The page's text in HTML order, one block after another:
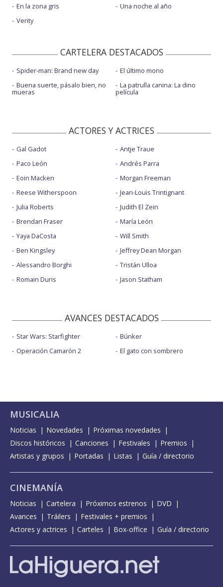
En la zona gris
Verity
Una noche al año
CARTELERA DESTACADOS
Spider-man: Brand new day
Buena suerte, pásalo bien, no
mueras
El último mono
La patrulla canina: La dino
película
ACTORES Y ACTRICES
Gal Gadot
Paco León
Eoin Macken
Reese Witherspoon
Julia Roberts
Brendan Fraser
Yaya DaCosta
Ben Kingsley
Alessandro Borghi
Romain Duris
Antje Traue
Andrés Parra
Morgan Freeman
Jean-Louis Trintignant
Judith El Zein
María León
Will Smith
Jeffrey Dean Morgan
Tristán Ulloa
Jason Statham
AVANCES DESTACADOS
Star Wars: Starfighter
Operación Camarón 2
Búnker
El gato con sombrero
MUSICALIA
Noticias Novedades
Próximas novedades
Discos históricos
Canciones Festivales
Premios
Artistas y grupos
Portadas Listas Guía / directorio
CINEMANÍA
Noticias Cartelera Próximos estrenos
DVD
Avances
Tráilers
Festivales + premios
Actores y actrices
Carteles Box-office Guía / directorio